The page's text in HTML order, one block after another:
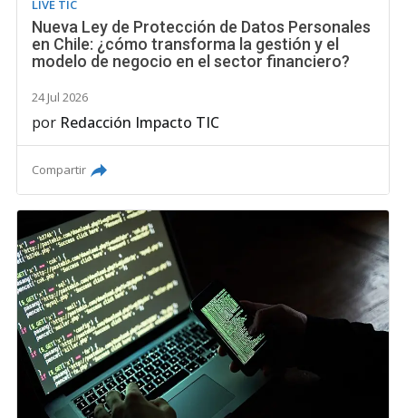
LIVE TIC
Nueva Ley de Protección de Datos Personales
en Chile: ¿cómo transforma la gestión y el
modelo de negocio en el sector financiero?
24 Jul 2026
por Redacción Impacto TIC
Compartir